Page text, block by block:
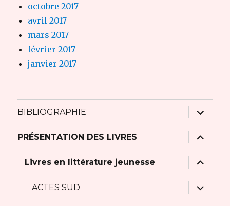
octobre 2017
avril 2017
mars 2017
février 2017
janvier 2017
BIBLIOGRAPHIE
ouvrir
le
sous-
menu
PRÉSENTATION DES LIVRES
ouvrir
le
sous-
menu
Livres en littérature jeunesse
ouvrir
le
sous-
menu
ACTES SUD
ouvrir
le
sous-